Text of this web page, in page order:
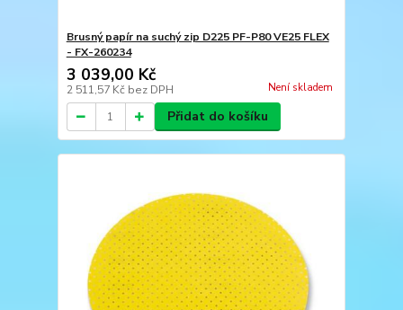
Brusný papír na suchý zip D225 PF-P80 VE25 FLEX
- FX-260234
3 039,00 Kč
2 511,57 Kč bez DPH Není skladem
Přidat do košíku